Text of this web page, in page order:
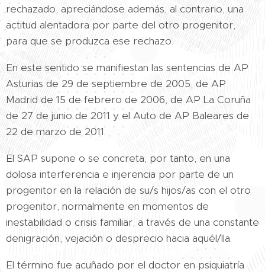
rechazado, apreciándose además, al contrario, una
actitud alentadora por parte del otro progenitor,
para que se produzca ese rechazo.
En este sentido se manifiestan las sentencias de AP
Asturias de 29 de septiembre de 2005, de AP
Madrid de 15 de febrero de 2006, de AP La Coruña
de 27 de junio de 2011 y el Auto de AP Baleares de
22 de marzo de 2011.
El SAP supone o se concreta, por tanto, en una
dolosa interferencia e injerencia por parte de un
progenitor en la relación de su/s hijos/as con el otro
progenitor, normalmente en momentos de
inestabilidad o crisis familiar, a través de una constante
denigración, vejación o desprecio hacia aquél/lla.
El término fue acuñado por el doctor en psiquiatría